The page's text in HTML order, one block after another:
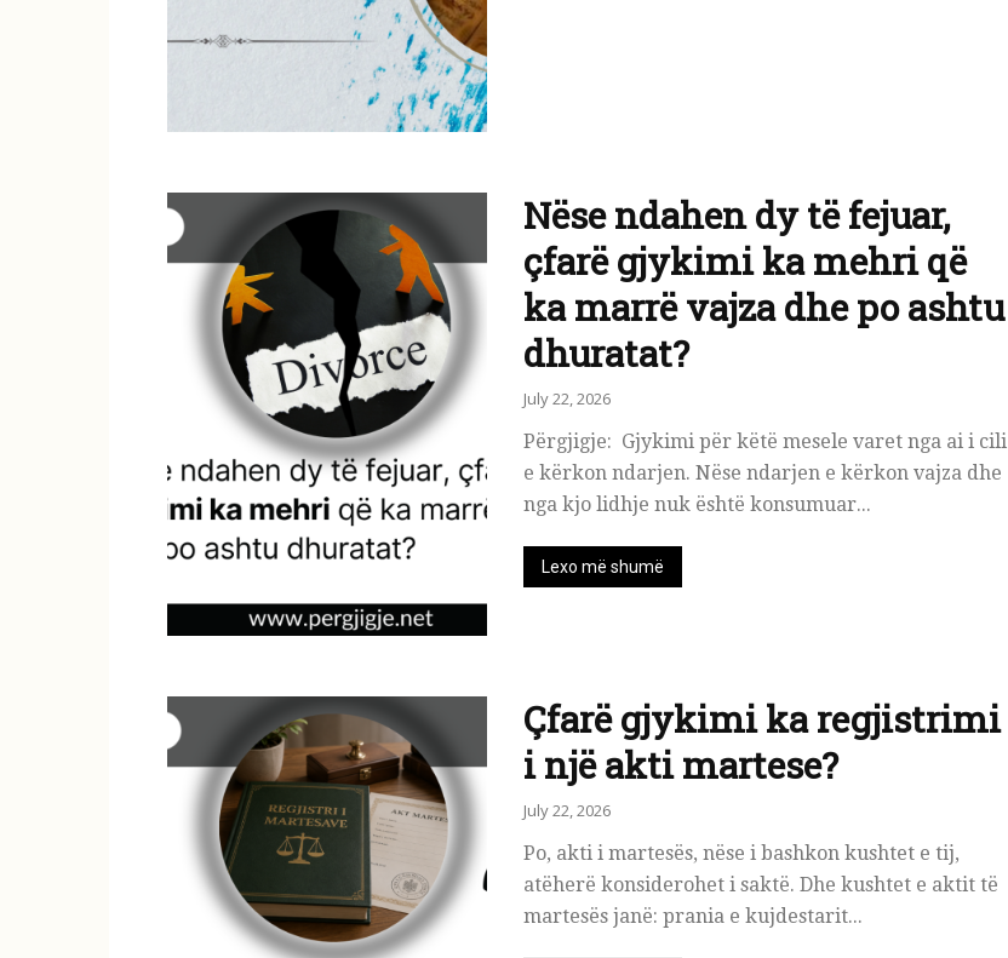
Nëse ndahen dy të fejuar,
çfarë gjykimi ka mehri që
ka marrë vajza dhe po ashtu
dhuratat?
July 22, 2026
Përgjigje: Gjykimi për këtë mesele varet nga ai i cili
e kërkon ndarjen. Nëse ndarjen e kërkon vajza dhe
nga kjo lidhje nuk është konsumuar...
Lexo më shumë
Çfarë gjykimi ka regjistrimi
i një akti martese?
July 22, 2026
Po, akti i martesës, nëse i bashkon kushtet e tij,
atëherë konsiderohet i saktë. Dhe kushtet e aktit të
martesës janë: prania e kujdestarit...